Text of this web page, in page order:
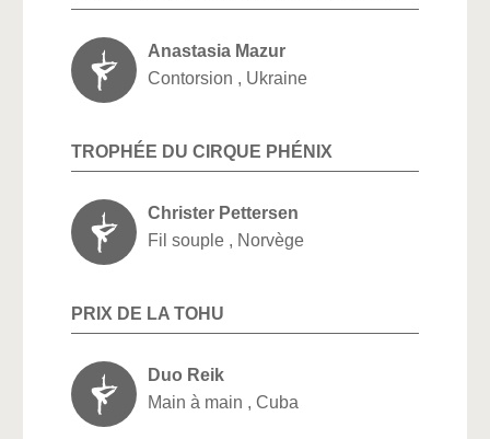
Anastasia Mazur
Contorsion , Ukraine
TROPHÉE DU CIRQUE PHÉNIX
Christer Pettersen
Fil souple , Norvège
PRIX DE LA TOHU
Duo Reik
Main à main , Cuba